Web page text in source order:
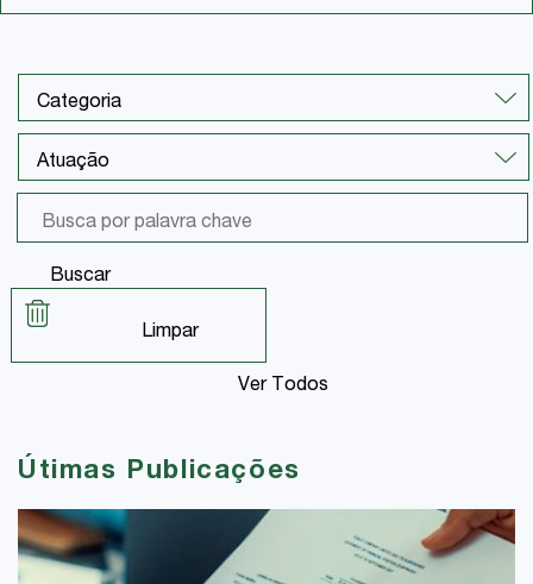
Buscar
Limpar
Ver Todos
Útimas Publicações